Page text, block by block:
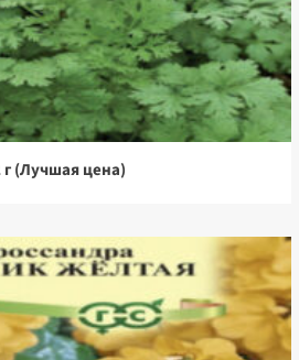
(Лучшая цена)